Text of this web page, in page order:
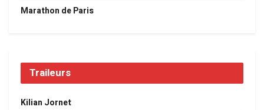
Marathon de Paris
Traileurs
Kilian Jornet